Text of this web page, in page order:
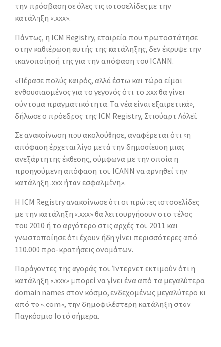
την πρόσβαση σε όλες τις ιστοσελίδες με την
κατάληξη «.xxx».
Πάντως, η ICM Registry, εταιρεία που πρωτοστάτησε
στην καθιέρωση αυτής της κατάληξης, δεν έκρυψε την
ικανοποίησή της για την απόφαση του ICANN.
«Πέρασε πολύς καιρός, αλλά έστω και τώρα είμαι
ενθουσιασμένος για το γεγονός ότι το .xxx θα γίνει
σύντομα πραγματικότητα. Τα νέα είναι εξαιρετικά»,
δήλωσε ο πρόεδρος της ICM Registry, Στιούαρτ Λόλεϊ.
Σε ανακοίνωση που ακολούθησε, αναφέρεται ότι «η
απόφαση έρχεται λίγο μετά την δημοσίευση μιας
ανεξάρτητης έκθεσης, σύμφωνα με την οποία η
προηγούμενη απόφαση του ICANN να αρνηθεί την
κατάληξη .xxx ήταν εσφαλμένη».
Η ICM Registry ανακοίνωσε ότι οι πρώτες ιστοσελίδες
με την κατάληξη «.xxx» θα λειτουργήσουν στο τέλος
του 2010 ή το αργότερο στις αρχές του 2011 και
γνωστοποίησε ότι έχουν ήδη γίνει περισσότερες από
110.000 προ-κρατήσεις ονομάτων.
Παράγοντες της αγοράς του Ίντερνετ εκτιμούν ότι η
κατάληξη «.xxx» μπορεί να γίνει ένα από τα μεγαλύτερα
domain names στον κόσμο, ενδεχομένως μεγαλύτερο κι
από το «.com», την δημοφιλέστερη κατάληξη στον
Παγκόσμιο Ιστό σήμερα.